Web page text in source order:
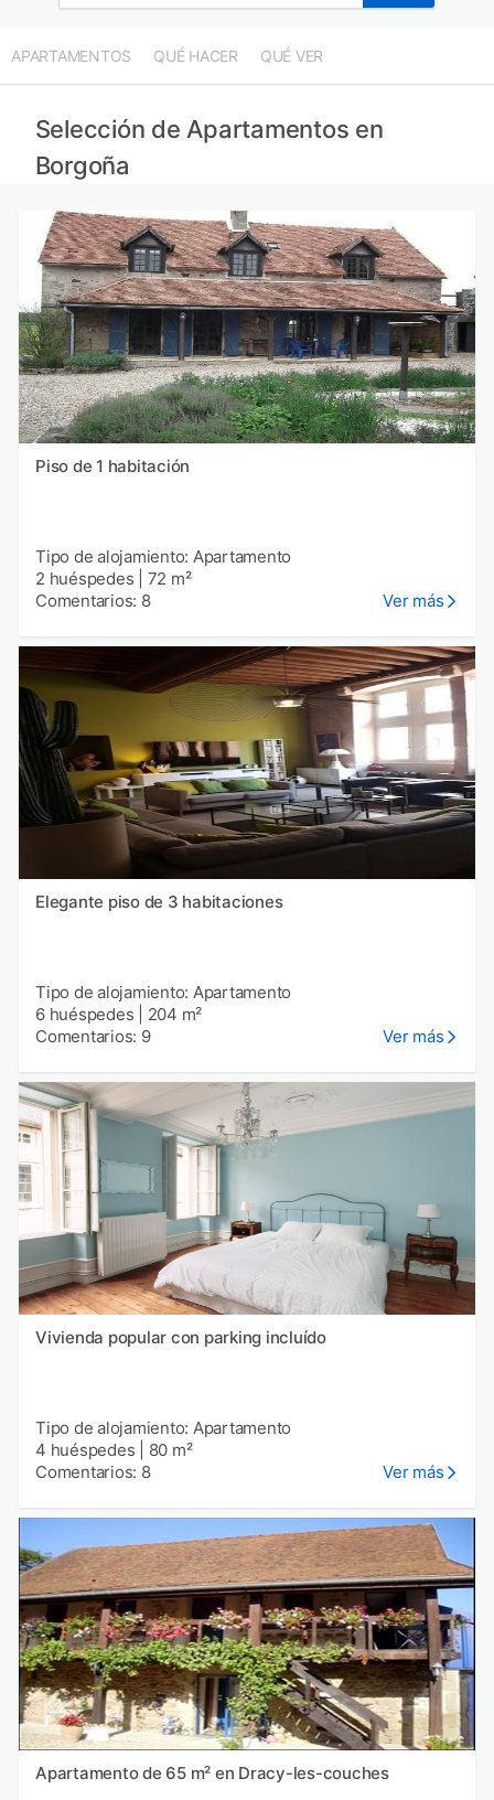
APARTAMENTOS QUÉ HACER QUÉ VER
Selección de Apartamentos en
Borgoña
Piso de 1 habitación
Tipo de alojamiento: Apartamento
2 huéspedes
72 m²
Comentarios: 8
Ver más
Elegante piso de 3 habitaciones
Tipo de alojamiento: Apartamento
6 huéspedes
204 m²
Comentarios: 9
Ver más
Vivienda popular con parking incluído
Tipo de alojamiento: Apartamento
4 huéspedes
80 m²
Comentarios: 8
Ver más
Apartamento de 65 m² en Dracy-les-couches